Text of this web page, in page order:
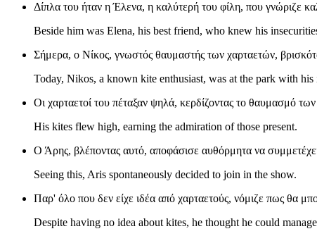
Δίπλα του ήταν η Έλενα, η καλύτερή του φίλη, που γνώριζε
Beside him was Elena, his best friend, who knew his
Σήμερα, ο Νίκος, γνωστός θαυμαστής των χαρταετών,
Today, Nikos, a known kite enthusiast, was at the park with his
Οι χαρταετοί του πέταξαν ψηλά, κερδίζοντας το θαυμασμό
His kites flew high, earning the admiration of those present.
Ο Άρης, βλέποντας αυτό, αποφάσισε αυθόρμητα να
Seeing this, Aris spontaneously decided to join in the show.
Παρ' όλο που δεν είχε ιδέα από χαρταετούς, νόμιζε πως θα
Despite having no idea about kites, he thought he could